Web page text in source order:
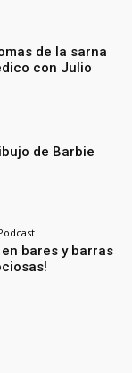
de la sarna
con Julio
de Barbie
bares y barras